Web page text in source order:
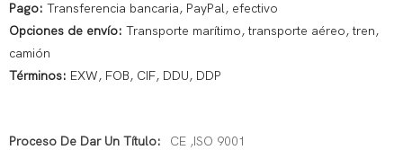
Pago: Transferencia bancaria, PayPal, efectivo
Opciones de envío: Transporte marítimo, transporte aéreo, tren,
camión
Términos: EXW, FOB, CIF, DDU, DDP
Proceso De Dar Un Título: CE ,ISO 9001